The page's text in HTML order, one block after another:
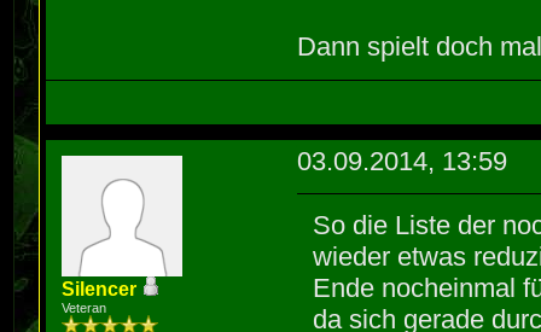
Dann spielt doch
Silencer
Veteran
03.09.2014, 13:59
So die Liste der
wieder etwas
Ende nocheinmal
da sich gerade